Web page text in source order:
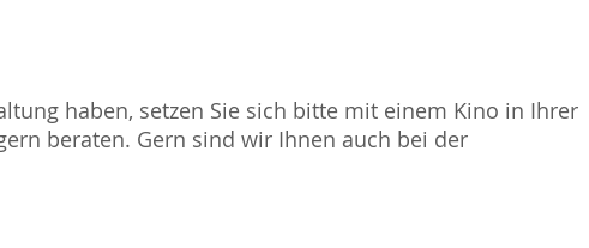
haben, setzen Sie sich bitte mit einem Kino in Ihrer
beraten. Gern sind wir Ihnen auch bei der